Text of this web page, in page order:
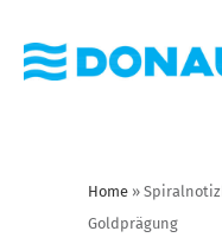
Home »
Goldprägung